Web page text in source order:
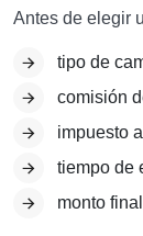
Antes de elegir
tipo de
comisión
impuesto
tiempo de
monto